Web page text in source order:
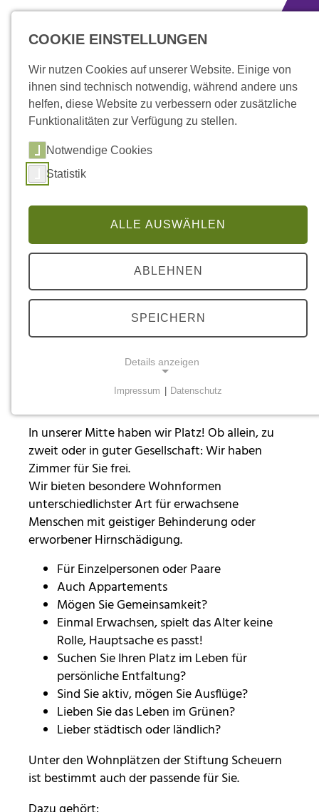
zum Inhalt springen
Dein Zuhause finden
Zusammen wohnen - Teilhabe
In unserer Mitte haben wir Platz! Ob allein, zu
zweit oder in guter Gesellschaft: Wir haben
Zimmer für Sie frei.
Wir bieten besondere Wohnformen
unterschiedlichster Art für erwachsene
Menschen mit geistiger Behinderung oder
erworbener Hirnschädigung.
Für Einzelpersonen oder Paare
Auch Appartements
Mögen Sie Gemeinsamkeit?
Einmal Erwachsen, spielt das Alter keine
Rolle, Hauptsache es passt!
Suchen Sie Ihren Platz im Leben für
persönliche Entfaltung?
Sind Sie aktiv, mögen Sie Ausflüge?
Lieben Sie das Leben im Grünen?
Lieber städtisch oder ländlich?
Unter den Wohnplätzen der Stiftung Scheuern
ist bestimmt auch der passende für Sie.
COOKIE EINSTELLUNGEN
Wir nutzen Cookies auf unserer Website. Einige von
ihnen sind technisch notwendig, während andere uns
helfen, diese Website zu verbessern oder zusätzliche
Funktionalitäten zur Verfügung zu stellen.
Notwendige Cookies
Statistik
ALLE AUSWÄHLEN
ABLEHNEN
SPEICHERN
Details anzeigen
Funktionen und sind für die einwandfreie Funktion
der Website erforderlich.
Einverständnis-Cookie
Name:
cookie_consent
Zweck:
Einverständnis-Optionen des Benutzers
Cookie Laufzeit:
1 Jahr
mtm_consent oder
mtm_consent_removed
Name:
Anbieter:
Stiftung Scheuern
Zweck:
Impressum Datenschutz